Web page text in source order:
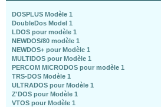
DOSPLUS Modèle 1
DoubleDos Model 1
LDOS pour modèle 1
NEWDOS/80 modèle 1
NEWDOS+ pour Modèle 1
MULTIDOS pour Modèle 1
PERCOM MICRODOS pour modèle 1
TRS-DOS Modèle 1
ULTRADOS pour Modèle 1
Z'DOS pour Modèle 1
VTOS pour Modèle 1